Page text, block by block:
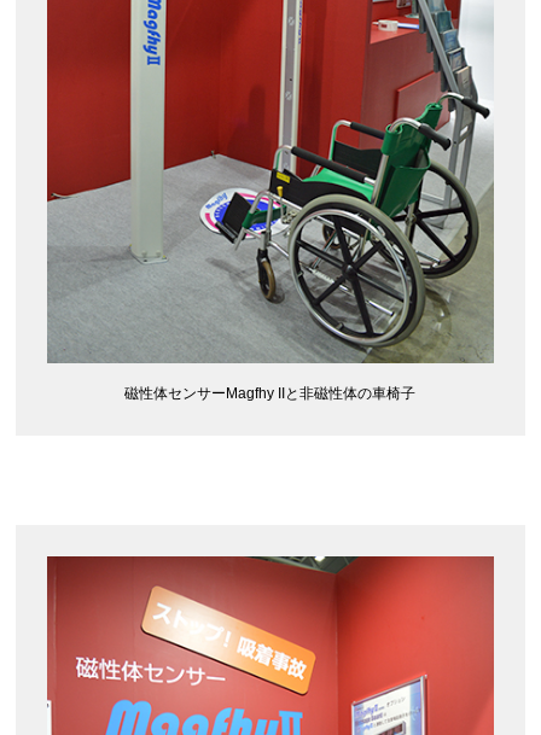
磁性体センサーMagfhy IIと非磁性体の車椅子